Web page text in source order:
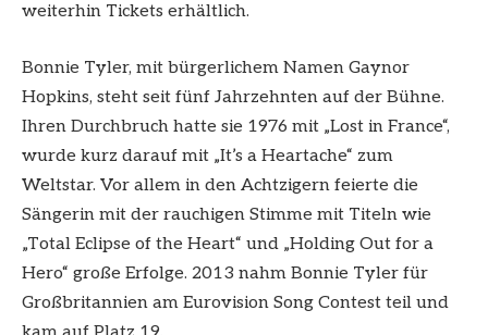
weiterhin Tickets erhältlich.
Bonnie Tyler, mit bürgerlichem Namen Gaynor
Hopkins, steht seit fünf Jahrzehnten auf der Bühne.
Ihren Durchbruch hatte sie 1976 mit „Lost in France“,
wurde kurz darauf mit „It’s a Heartache“ zum
Weltstar. Vor allem in den Achtzigern feierte die
Sängerin mit der rauchigen Stimme mit Titeln wie
„Total Eclipse of the Heart“ und „Holding Out for a
Hero“ große Erfolge. 2013 nahm Bonnie Tyler für
Großbritannien am Eurovision Song Contest teil und